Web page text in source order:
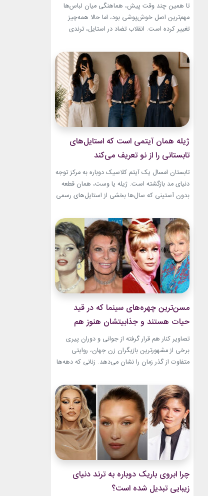
تا همین چند وقت پیش، هماهنگی میان لباس‌ها
مهم‌ترین اصل خوش‌پوشی بود، اما حالا همه‌چیز
تغییر کرده است. انقلاب تضاد در استایل، ترندی
و بسیاری از رسانه‌های معتبر مد از آن به‌عنوان یکی از
مهم‌ترین نوآوری‌های دنیای فشن یاد می‌کنند. این
رویکرد، قرار نیست فقط یک...
ژیله همان آیتمی است که استایل‌های
تابستانی را از نو تعریف می‌کند
تابستان امسال یک آیتم کلاسیک دوباره به مرکز توجه
دنیای مد بازگشته است. ژیله یا وست، همان قطعه
بدون آستینی که سال‌ها بخشی از استایل‌های رسمی
روزمره شده است. استایل تابستانی با ژیله زنانه به
یکی از ترندهای محبوب فصل تبدیل شده؛ چون هم
ظاهری شیک...
مسن‌ترین چهره‌های سینما که در قید
حیات هستند و جذابیتشان هنوز هم
باقیست!
تصاویر کنار هم قرار گرفته از جوانی و دوران پیری
برخی از مشهورترین بازیگران زن جهان، روایتی
متفاوت از گذر زمان را نشان می‌دهد. زنانی که دهه‌ها
و میراث هنری خود الهام‌بخش هستند. بازیگران زن
مسن سینما ثابت کرده‌اند که جذابیت واقعی تنها به
سال‌های جوانی محدود...
چرا ابروی باریک دوباره به ترند دنیای
زیبایی تبدیل شده است؟